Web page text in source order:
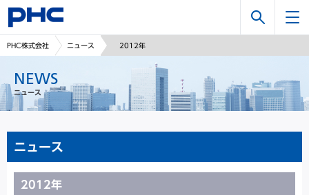
検
PHC株式会社 ニュース 2012年
NEWS
ニュース
ニュース
2012年